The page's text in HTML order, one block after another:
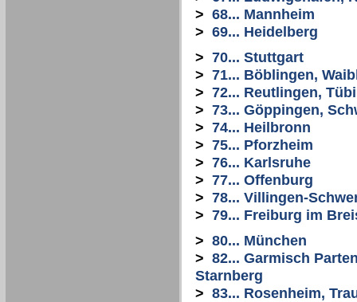
> 68... Mannheim
> 69... Heidelberg
> 70... Stuttgart
> 71... Böblingen,
> 72... Reutlingen,
> 73... Göppingen,
> 74... Heilbronn
> 75... Pforzheim
> 76... Karlsruhe
> 77... Offenburg
> 78... Villingen-
> 79... Freiburg im
> 80... München
> 82... Garmisch
Starnberg
> 83... Rosenheim,